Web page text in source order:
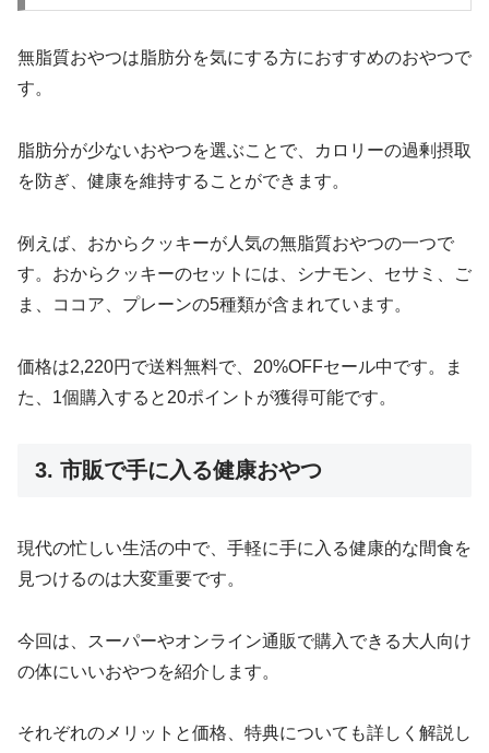
無脂質おやつは脂肪分を気にする方におすすめのおやつで
す。
脂肪分が少ないおやつを選ぶことで、カロリーの過剰摂取
を防ぎ、健康を維持することができます。
例えば、おからクッキーが人気の無脂質おやつの一つで
す。おからクッキーのセットには、シナモン、セサミ、ご
ま、ココア、プレーンの5種類が含まれています。
価格は2,220円で送料無料で、20%OFFセール中です。ま
た、1個購入すると20ポイントが獲得可能です。
3. 市販で手に入る健康おやつ
現代の忙しい生活の中で、手軽に手に入る健康的な間食を
見つけるのは大変重要です。
今回は、スーパーやオンライン通販で購入できる大人向け
の体にいいおやつを紹介します。
それぞれのメリットと価格、特典についても詳しく解説し